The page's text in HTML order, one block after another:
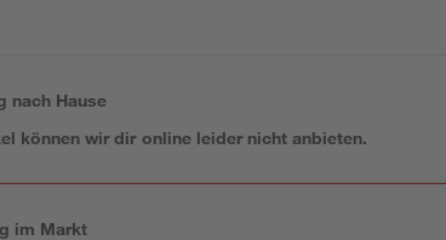
nach Hause
können wir dir online leider nicht anbieten.
im Markt